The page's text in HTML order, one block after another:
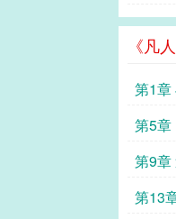
《凡
第1章
第5章
第9章
第13